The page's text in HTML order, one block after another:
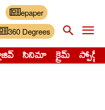
epaper
360 Degrees
సినిమా క్రైమ్ స్పోర్ట్స్